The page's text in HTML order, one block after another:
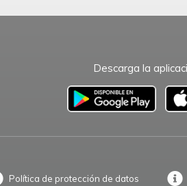
Descarga la
Política de protección de datos